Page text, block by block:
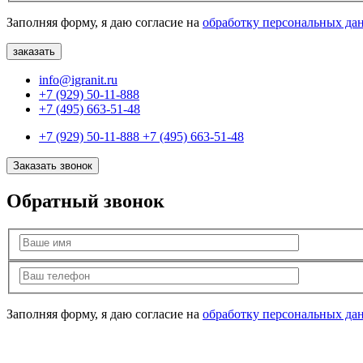
Заполняя форму, я даю согласие на обработку персональных
info@igranit.ru
+7 (929) 50-11-888
+7 (495) 663-51-48
+7 (929) 50-11-888 +7 (495) 663-51-48
Заказать звонок
Обратный звонок
Заполняя форму, я даю согласие на обработку персональных